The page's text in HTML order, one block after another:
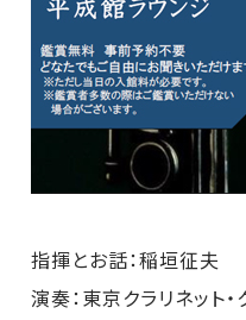
指揮とお話：稲垣征夫
演奏：東京クラリネット・